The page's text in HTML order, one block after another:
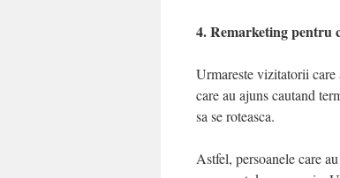
4. Remarketing pentru
Urmareste vizitatorii care
care au ajuns cautand
sa se roteasca.
Astfel, persoanele care